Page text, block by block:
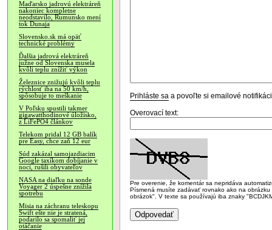
Maďarsko jadrovú elektráreň
nakoniec kompletne
neodstavilo, Rumunsko mení
tok Dunaja
Slovensko.sk má opäť
technické problémy
Ďalšia jadrová elektráreň
južne od Slovenska musela
kvôli teplu znížiť výkon
Železnice znižujú kvôli teplu
rýchlosť iba na 50 km/h,
spôsobuje to meškanie
V Poľsku spustili takmer
gigawatthodinové úložisko,
z LiFePO4 článkov
Telekom pridal 12 GB balík
pre Easy, chce zaň 12 eur
Súd zakázal samojazdiacim
Google taxíkom dobíjanie v
noci, rušili obyvateľov
NASA na diaľku na sonde
Voyager 2 úspešne znížila
spotrebu
Misia na záchranu teleskopu
Swift ešte nie je stratená,
podarilo sa spomaliť jej
otáčanie
Prihláste sa a povoľte si emailové
Overovací text:
Pre overenie, že komentár sa nepridáva
Písmená musíte zadávať rovnako ako na
obrázok". V texte sa používajú iba znaky